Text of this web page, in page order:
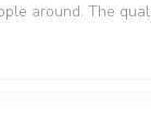
around. The